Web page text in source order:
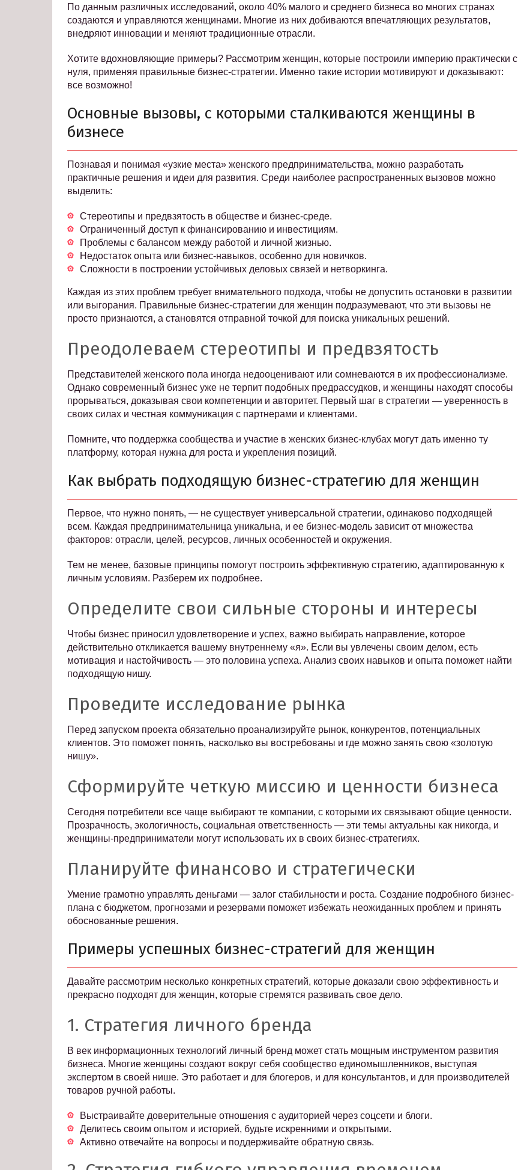
По данным различных исследований, около 40% малого и среднего бизнеса во многих странах
создаются и управляются женщинами. Многие из них добиваются впечатляющих результатов,
внедряют инновации и меняют традиционные отрасли.
Хотите вдохновляющие примеры? Рассмотрим женщин, которые построили империю практически с
нуля, применяя правильные бизнес-стратегии. Именно такие истории мотивируют и доказывают:
все возможно!
Основные вызовы, с которыми сталкиваются женщины в
бизнесе
Познавая и понимая «узкие места» женского предпринимательства, можно разработать
практичные решения и идеи для развития. Среди наиболее распространенных вызовов можно
выделить:
Стереотипы и предвзятость в обществе и бизнес-среде.
Ограниченный доступ к финансированию и инвестициям.
Проблемы с балансом между работой и личной жизнью.
Недостаток опыта или бизнес-навыков, особенно для новичков.
Сложности в построении устойчивых деловых связей и нетворкинга.
Каждая из этих проблем требует внимательного подхода, чтобы не допустить остановки в развитии
или выгорания. Правильные бизнес-стратегии для женщин подразумевают, что эти вызовы не
просто признаются, а становятся отправной точкой для поиска уникальных решений.
Преодолеваем стереотипы и предвзятость
Представителей женского пола иногда недооценивают или сомневаются в их профессионализме.
Однако современный бизнес уже не терпит подобных предрассудков, и женщины находят способы
прорываться, доказывая свои компетенции и авторитет. Первый шаг в стратегии — уверенность в
своих силах и честная коммуникация с партнерами и клиентами.
Помните, что поддержка сообщества и участие в женских бизнес-клубах могут дать именно ту
платформу, которая нужна для роста и укрепления позиций.
Как выбрать подходящую бизнес-стратегию для женщин
Первое, что нужно понять, — не существует универсальной стратегии, одинаково подходящей
всем. Каждая предпринимательница уникальна, и ее бизнес-модель зависит от множества
факторов: отрасли, целей, ресурсов, личных особенностей и окружения.
Тем не менее, базовые принципы помогут построить эффективную стратегию, адаптированную к
личным условиям. Разберем их подробнее.
Определите свои сильные стороны и интересы
Чтобы бизнес приносил удовлетворение и успех, важно выбирать направление, которое
действительно откликается вашему внутреннему «я». Если вы увлечены своим делом, есть
мотивация и настойчивость — это половина успеха. Анализ своих навыков и опыта поможет найти
подходящую нишу.
Проведите исследование рынка
Перед запуском проекта обязательно проанализируйте рынок, конкурентов, потенциальных
клиентов. Это поможет понять, насколько вы востребованы и где можно занять свою «золотую
нишу».
Сформируйте четкую миссию и ценности бизнеса
Сегодня потребители все чаще выбирают те компании, с которыми их связывают общие ценности.
Прозрачность, экологичность, социальная ответственность — эти темы актуальны как никогда, и
женщины-предприниматели могут использовать их в своих бизнес-стратегиях.
Планируйте финансово и стратегически
Умение грамотно управлять деньгами — залог стабильности и роста. Создание подробного бизнес-
плана с бюджетом, прогнозами и резервами поможет избежать неожиданных проблем и принять
обоснованные решения.
Примеры успешных бизнес-стратегий для женщин
Давайте рассмотрим несколько конкретных стратегий, которые доказали свою эффективность и
прекрасно подходят для женщин, которые стремятся развивать свое дело.
1. Стратегия личного бренда
В век информационных технологий личный бренд может стать мощным инструментом развития
бизнеса. Многие женщины создают вокруг себя сообщество единомышленников, выступая
экспертом в своей нише. Это работает и для блогеров, и для консультантов, и для производителей
товаров ручной работы.
Выстраивайте доверительные отношения с аудиторией через соцсети и блоги.
Делитесь своим опытом и историей, будьте искренними и открытыми.
Активно отвечайте на вопросы и поддерживайте обратную связь.